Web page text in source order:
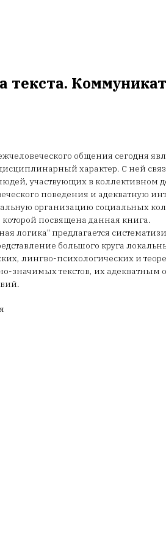
текста.
общения сегодня
характер. С ней
участвующих в коллективном
поведения и адекватную
организацию социальных
посвящена данная книга.
логика" предлагается
большого круга
лингво-психологических и
значимых текстов, их адекватным